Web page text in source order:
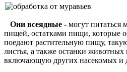
Они всеядные - могут питаться
пищей, остатками пищи, которые
поедают растительную пищу,
листья, а также останки
включающую других насекомых и